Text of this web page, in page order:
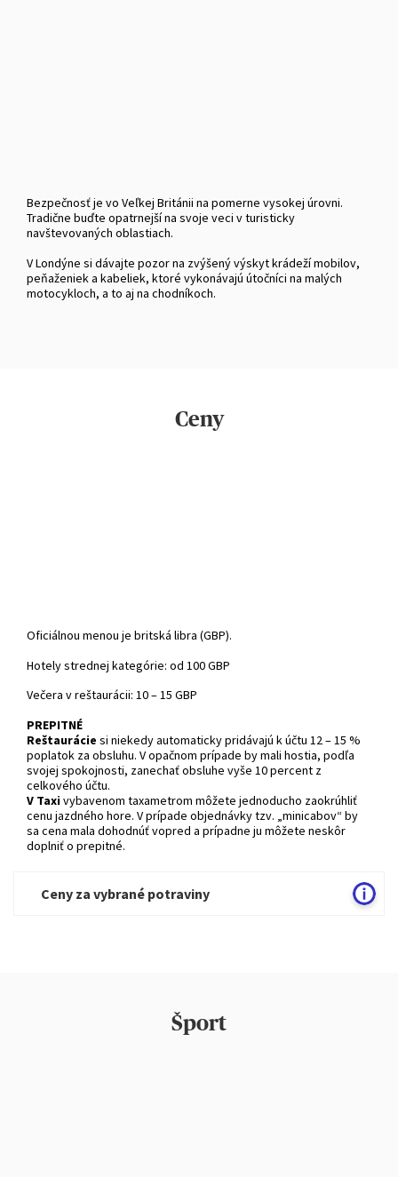
Bezpečnosť je vo Veľkej Británii na pomerne vysokej úrovni.
Tradične buďte opatrnejší na svoje veci v turisticky
navštevovaných oblastiach.
V Londýne si dávajte pozor na zvýšený výskyt krádeží mobilov,
peňaženiek a kabeliek, ktoré vykonávajú útočníci na malých
motocykloch, a to aj na chodníkoch.
Ceny
Oficiálnou menou je britská libra (GBP).
Hotely strednej kategórie: od 100 GBP
Večera v reštaurácii: 10 – 15 GBP
PREPITNÉ
Reštaurácie si niekedy automaticky pridávajú k účtu 12 – 15 %
poplatok za obsluhu. V opačnom prípade by mali hostia, podľa
svojej spokojnosti, zanechať obsluhe vyše 10 percent z
celkového účtu.
V Taxivybavenom taxametrom môžete jednoducho zaokrúhliť
cenu jazdného hore. V prípade objednávky tzv. „minicabov“ by
sa cena mala dohodnúť vopred a prípadne ju môžete neskôr
doplniť o prepitné.
Ceny za vybrané potraviny
Šport